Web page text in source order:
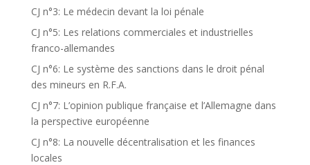
CJ n°3: Le médecin devant la loi pénale
CJ n°5: Les relations commerciales et industrielles
franco-allemandes
CJ n°6: Le système des sanctions dans le droit pénal
des mineurs en R.F.A.
CJ n°7: L’opinion publique française et l’Allemagne dans
la perspective européenne
CJ n°8: La nouvelle décentralisation et les finances
locales